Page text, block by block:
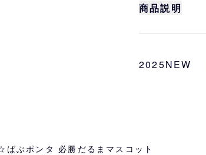
商品説明
必勝だるま
サイズ
2025NEW
ぶポンタ 必勝だるまマスコット